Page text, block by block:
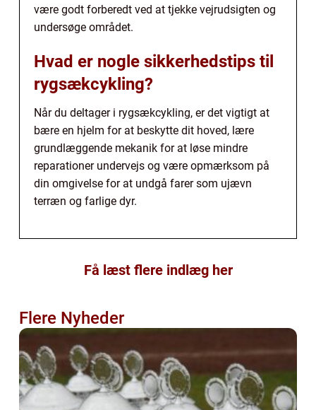
være godt forberedt ved at tjekke vejrudsigten og
undersøge området.
Hvad er nogle sikkerhedstips til
rygsækcykling?
Når du deltager i rygsækcykling, er det vigtigt at
bære en hjelm for at beskytte dit hoved, lære
grundlæggende mekanik for at løse mindre
reparationer undervejs og være opmærksom på
din omgivelse for at undgå farer som ujævn
terræn og farlige dyr.
Få læst flere indlæg her
Flere Nyheder